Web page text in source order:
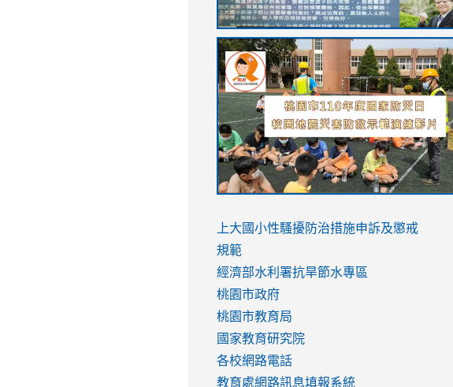
link
to
https://sites.google.com/stes.tyc.edu.tw/
link
to
https://drive.google.com/file/d/
usp=sharing
link
to
https://youtu.be/jJOMVWY3-
8M
link
to
https://drive.google.com/file/d/
usp=sharing
to
https://www.youtube.com/watch?
v=hC_gdZndU9s
to
https://www.youtube.com/watch?
v=hC_gdZndU9s
link
to
https://www.youtube.com/watch?
v=mfpNykQ0g4M
上大國小性騷擾防治措施申訴及懲戒
規範
經濟部水利署抗旱節水專區
桃園市政府
桃園市教育局
國家教育研究院
各校網路電話
教育處網路訊息填報系統